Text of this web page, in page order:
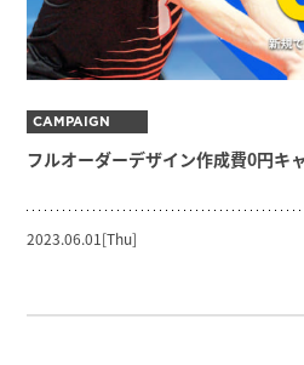
CAMPAIGN
フルオーダーデザイン作成費0円キ
2023.06.01[Thu]